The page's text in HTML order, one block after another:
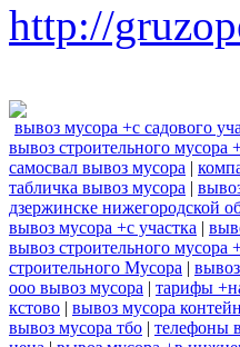
http://
вывоз мусора +с садового
вывоз строительного мусора
самосвал вывоз мусора |
табличка вывоз мусора |
дзержинске нижегородской
вывоз мусора +с участка |
вывоз строительного
строительного Мусора |
ооо вывоз мусора | тарифы
кстово | вывоз мусора
вывоз мусора тбо | телефоны